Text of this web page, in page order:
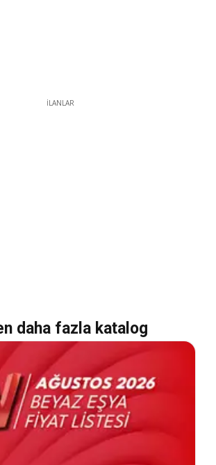
İLANLAR
daha fazla katalog